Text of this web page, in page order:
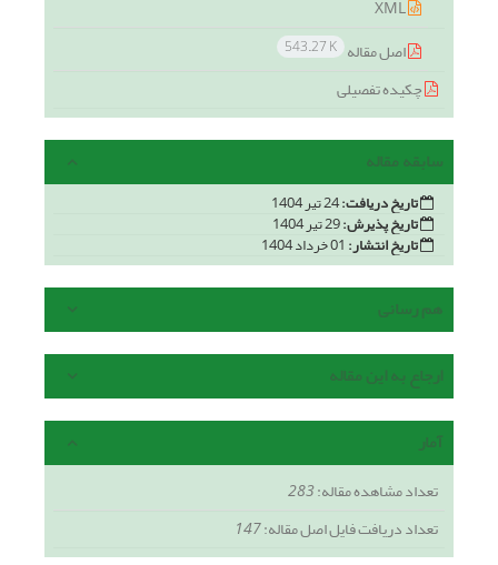
اصل مقاله 543.27 K
چکیده تفصیلی
سابقه مقاله
تاریخ دریافت:24 تیر 1404
تاریخ پذیرش:
تاریخ انتشار:
هم رسانی
ارجاع به این مقاله
آمار
تعداد مشاهده مقاله:283
تعداد دریافت فایل اصل مقاله:147